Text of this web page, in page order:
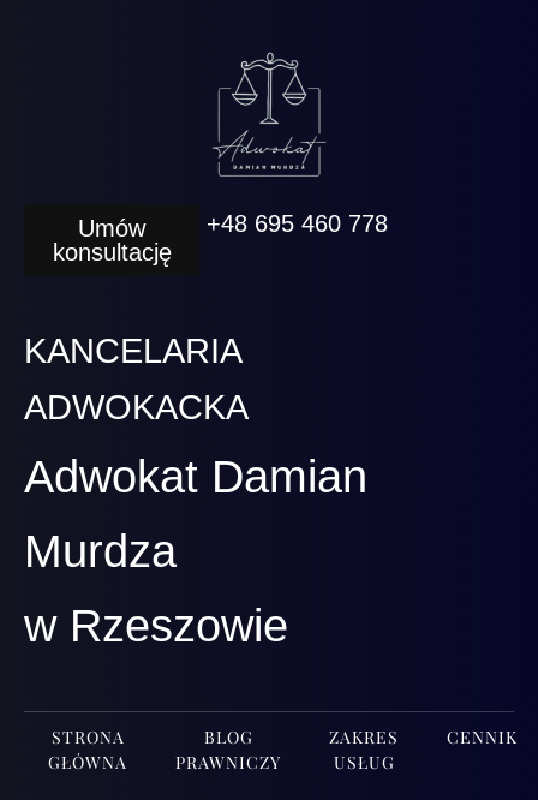
Umów
konsultację
+48 695 460 778
KANCELARIA
ADWOKACKA
Adwokat Damian
Murdza
w Rzeszowie
STRONA
GŁÓWNA
BLOG
PRAWNICZY
ZAKRES
USŁUG
CENNIK